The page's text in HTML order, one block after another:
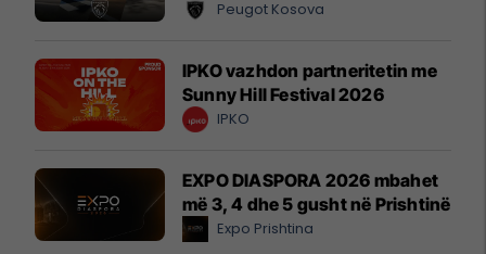
Peugot Kosova
IPKO vazhdon partneritetin me
Sunny Hill Festival 2026
IPKO
EXPO DIASPORA 2026 mbahet
më 3, 4 dhe 5 gusht në Prishtinë
Expo Prishtina